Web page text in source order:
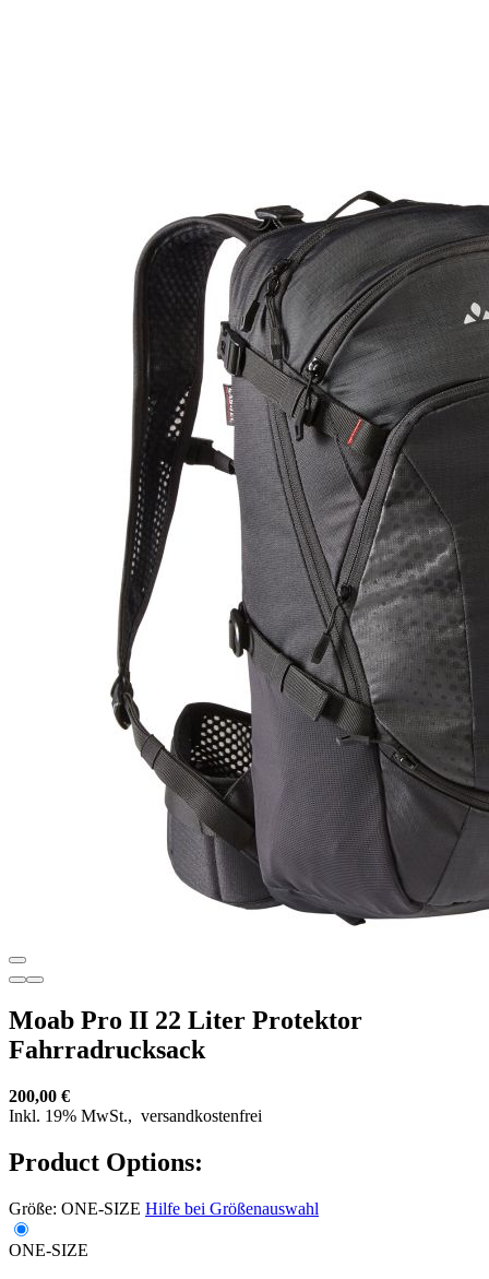
Moab Pro II 22 Liter Protektor
Fahrradrucksack
200,00 €
Inkl. 19% MwSt., versandkostenfrei
Product Options:
Größe: ONE-SIZE Hilfe bei Größenauswahl
ONE-SIZE